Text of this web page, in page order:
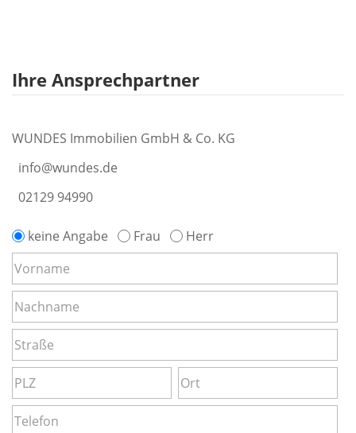
Ihre Ansprechpartner
WUNDES Immobilien GmbH & Co. KG
info@wundes.de
02129 94990
keine Angabe Frau Herr